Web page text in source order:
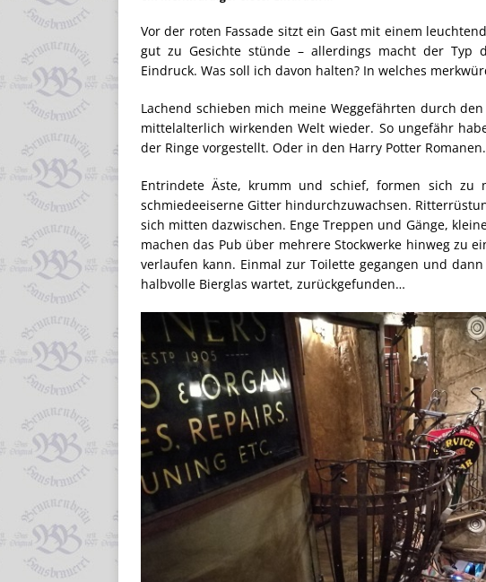
Vor der roten Fassade sitzt ein Gast mit einem
gut zu Gesichte stünde – allerdings macht der Typ
Eindruck. Was soll ich davon halten? In welches
Lachend schieben mich meine Weggefährten durch
mittelalterlich wirkenden Welt wieder. So ungefähr
der Ringe vorgestellt. Oder in den Harry Potter Romanen.
Entrindete Äste, krumm und schief, formen sich zu
schmiedeeiserne Gitter hindurchzuwachsen.
sich mitten dazwischen. Enge Treppen und Gänge,
machen das Pub über mehrere Stockwerke hinweg zu
verlaufen kann. Einmal zur Toilette gegangen und
halbvolle Bierglas wartet, zurückgefunden…